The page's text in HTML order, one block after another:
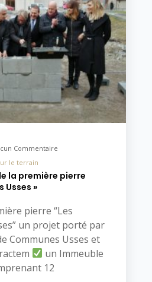
Commentaire
le terrain
la première pierre
Usses »
pierre “Les
un projet porté par
Communes Usses et
un Immeuble
12